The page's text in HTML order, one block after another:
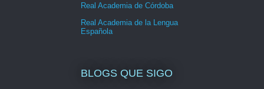
Real Academia de Córdoba
Real Academia de la Lengua
Española
BLOGS QUE SIGO